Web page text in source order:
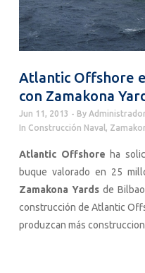
Atlantic Offshore
con Zamakona
Jun 11, 2013 By
In Construcción Naval,
Atlantic Offshore ha
buque valorado en 25
Zamakona Yardsde
construcción de Atlantic
produzcan más